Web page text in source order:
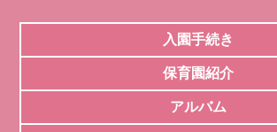
入園手続き
保育園紹介
アルバム